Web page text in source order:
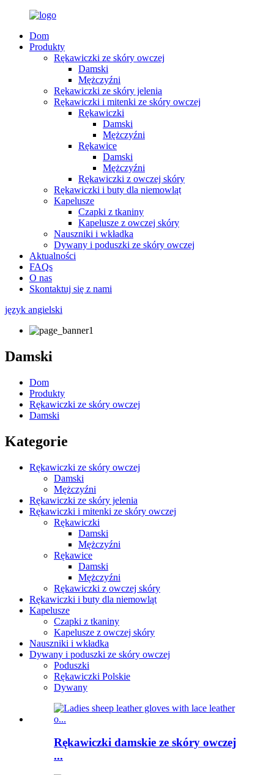
Dom
Produkty
Rękawiczki ze skóry owczej
Damski
Mężczyźni
Rękawiczki ze skóry jelenia
Rękawiczki i mitenki ze skóry owczej
Rękawiczki
Damski
Mężczyźni
Rękawice
Damski
Mężczyźni
Rękawiczki z owczej skóry
Rękawiczki i buty dla niemowląt
Kapelusze
Czapki z tkaniny
Kapelusze z owczej skóry
Nauszniki i wkładka
Dywany i poduszki ze skóry owczej
Aktualności
FAQs
O nas
Skontaktuj się z nami
język angielski
Damski
Dom
Produkty
Rękawiczki ze skóry owczej
Damski
Kategorie
Rękawiczki ze skóry owczej
Damski
Mężczyźni
Rękawiczki ze skóry jelenia
Rękawiczki i mitenki ze skóry owczej
Rękawiczki
Damski
Mężczyźni
Rękawice
Damski
Mężczyźni
Rękawiczki z owczej skóry
Rękawiczki i buty dla niemowląt
Kapelusze
Czapki z tkaniny
Kapelusze z owczej skóry
Nauszniki i wkładka
Dywany i poduszki ze skóry owczej
Poduszki
Rękawiczki Polskie
Dywany
Rękawiczki damskie ze skóry owczej
...